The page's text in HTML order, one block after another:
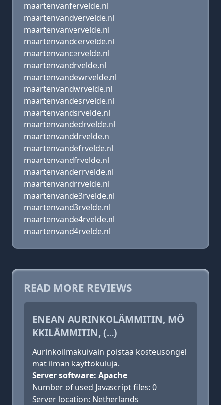
maartenvanfervelde.nl
maartenvandvervelde.nl
maartenvanvervelde.nl
maartenvandcervelde.nl
maartenvancervelde.nl
maartenvandrvelde.nl
maartenvandewrvelde.nl
maartenvandwrvelde.nl
maartenvandesrvelde.nl
maartenvandsrvelde.nl
maartenvandedrvelde.nl
maartenvanddrvelde.nl
maartenvandefrvelde.nl
maartenvandfrvelde.nl
maartenvanderrvelde.nl
maartenvandrrvelde.nl
maartenvande3rvelde.nl
maartenvand3rvelde.nl
maartenvande4rvelde.nl
maartenvand4rvelde.nl
READ MORE REVIEWS
ENEAN AURINKOLÄMMITIN, MÖ
KKILÄMMITIN, (...)
Aurinkoilmakuivain poistaa kosteusongel
mat ilman käyttökuluja.
Server software: Apache
Number of used Javascript files: 0
Server location: Netherlands